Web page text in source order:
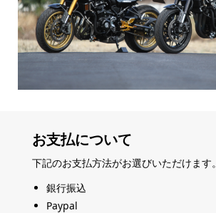
お支払について
下記のお支払方法がお選びいただけます。
銀行振込
Paypal